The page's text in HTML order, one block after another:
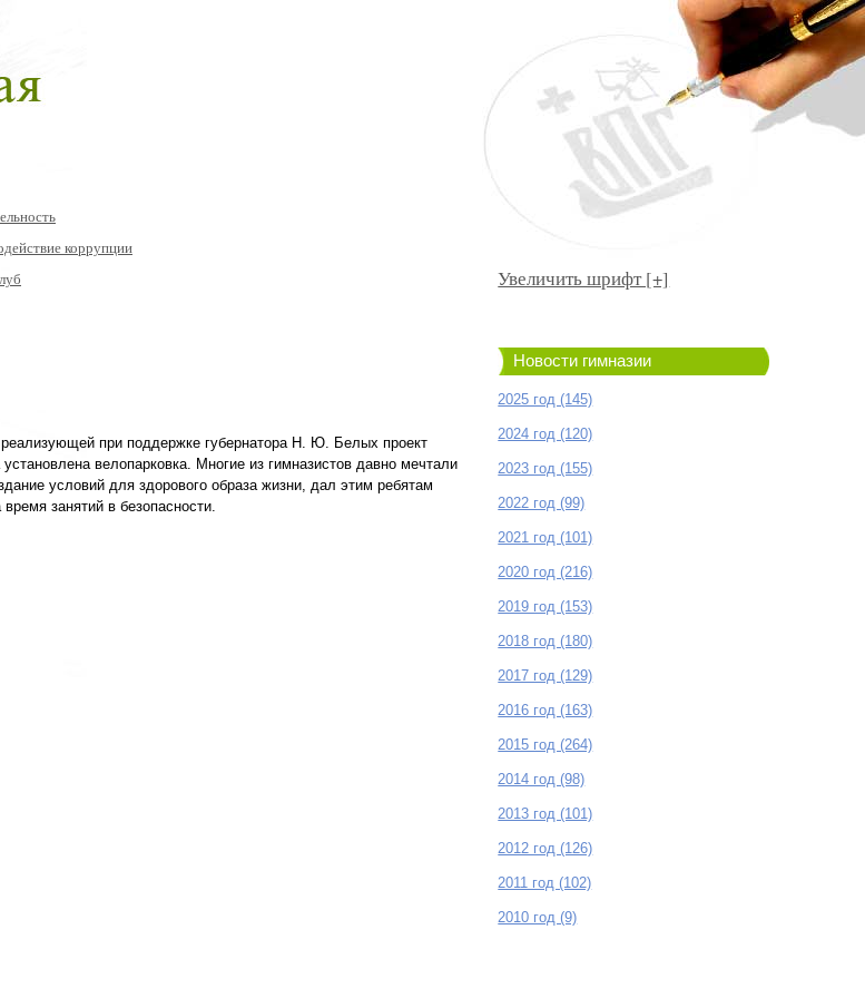
коррупции
Увеличить шрифт [+]
при поддержке губернатора Н. Ю. Белых проект
велопарковка. Многие из гимназистов давно мечтали
условий для здорового образа жизни, дал этим ребятам
занятий в безопасности.
Новости гимназии
2025 год (145)
2024 год (120)
2023 год (155)
2022 год (99)
2021 год (101)
2020 год (216)
2019 год (153)
2018 год (180)
2017 год (129)
2016 год (163)
2015 год (264)
2014 год (98)
2013 год (101)
2012 год (126)
2011 год (102)
2010 год (9)